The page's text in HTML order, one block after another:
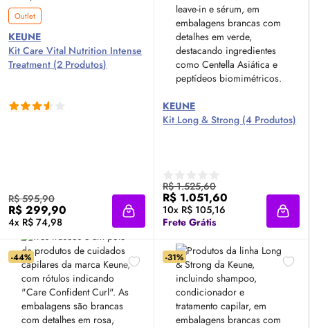
Outlet
KEUNE
Kit Care Vital Nutrition Intense
Treatment (2 Produtos)
R$ 595,90
R$ 299,90
4x R$ 74,98 Adicionar à sacola
KEUNE
Kit Long & Strong (4 Produtos)
R$ 1.525,60
R$ 1.051,60
10x R$ 105,16
Frete Grátis
-44% -31%